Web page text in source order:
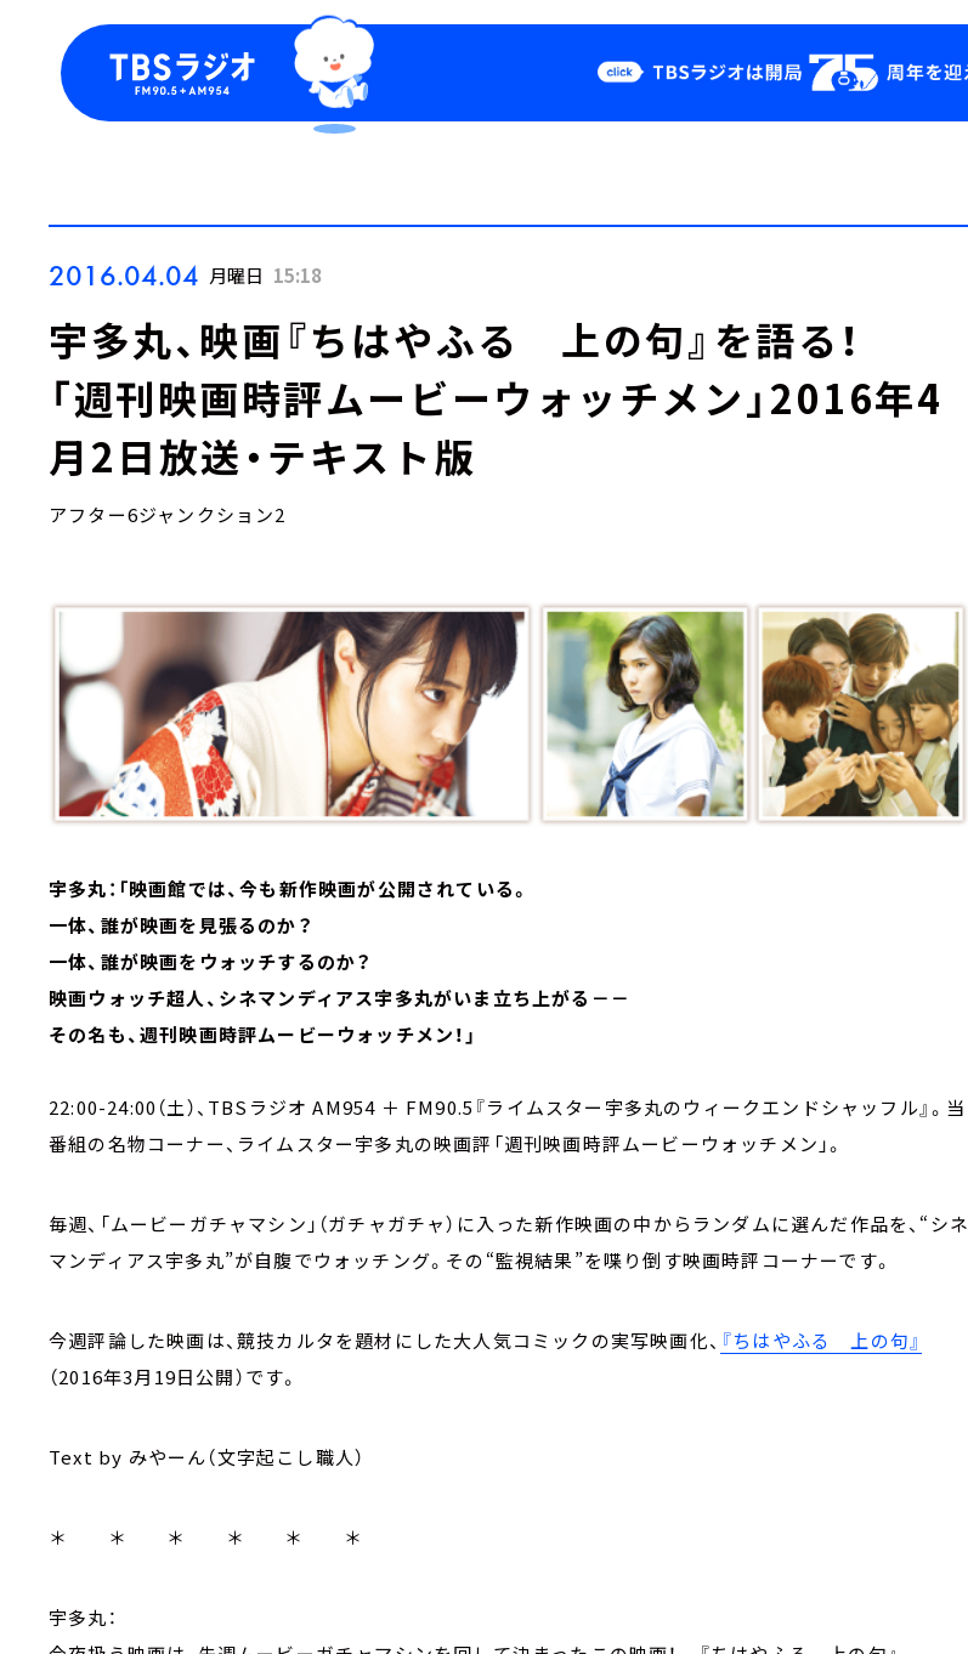
Podcast
YouTube
2016.04.04 月曜日 15:18
宇多丸、映画『ちはやふる 上の句』を語る！
「週刊映画時評ムービーウォッチメン」2016年4
月2日放送・テキスト版
アフター6ジャンクション2
宇多丸：「映画館では、今も新作映画が公開されている。
一体、誰が映画を見張るのか？
一体、誰が映画をウォッチするのか？
映画ウォッチ超人、シネマンディアス宇多丸がいま立ち上がる－－
その名も、週刊映画時評ムービーウォッチメン！」
22:00-24:00（土）、TBSラジオ AM954 ＋ FM90.5『ライムスター宇多丸のウィークエンドシャッフル』。当
番組の名物コーナー、ライムスター宇多丸の映画評「週刊映画時評ムービーウォッチメン」。
毎週、「ムービーガチャマシン」（ガチャガチャ）に入った新作映画の中からランダムに選んだ作品を、“シネ
マンディアス宇多丸”が自腹でウォッチング。その“監視結果”を喋り倒す映画時評コーナーです。
今週評論した映画は、競技カルタを題材にした大人気コミックの実写映画化、 『ちはやふる 上の句』
（2016年3月19日公開）です。
Text by みやーん（文字起こし職人）
＊ ＊ ＊ ＊ ＊ ＊
宇多丸：